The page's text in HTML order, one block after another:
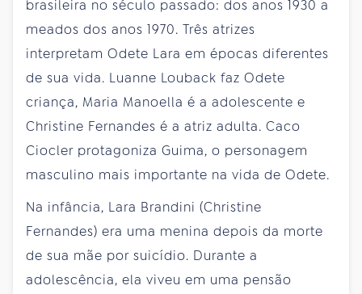
brasileira no século passado: dos anos 1930 a
meados dos anos 1970. Três atrizes
interpretam Odete Lara em épocas diferentes
de sua vida. Luanne Louback faz Odete
criança, Maria Manoella é a adolescente e
Christine Fernandes é a atriz adulta. Caco
Ciocler protagoniza Guima, o personagem
masculino mais importante na vida de Odete.
Na infância, Lara Brandini (Christine
Fernandes) era uma menina depois da morte
de sua mãe por suicídio. Durante a
adolescência, ela viveu em uma pensão